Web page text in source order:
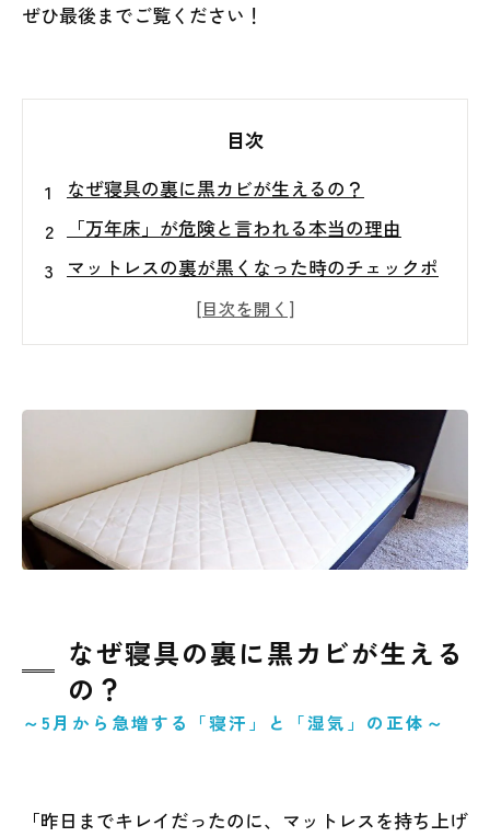
ぜひ最後までご覧ください！
目次
なぜ寝具の裏に黒カビが生えるの？
「万年床」が危険と言われる本当の理由
マットレスの裏が黒くなった時のチェックポ
今日からできる！寝具カビを防ぐ簡単対策
とも…
繰り返すカビは専門調査が必要なケースもあ
ります
なぜ寝具の裏に黒カビが生える
の？
～5月から急増する「寝汗」と「湿気」の正体～
「昨日までキレイだったのに、マットレスを持ち上げ